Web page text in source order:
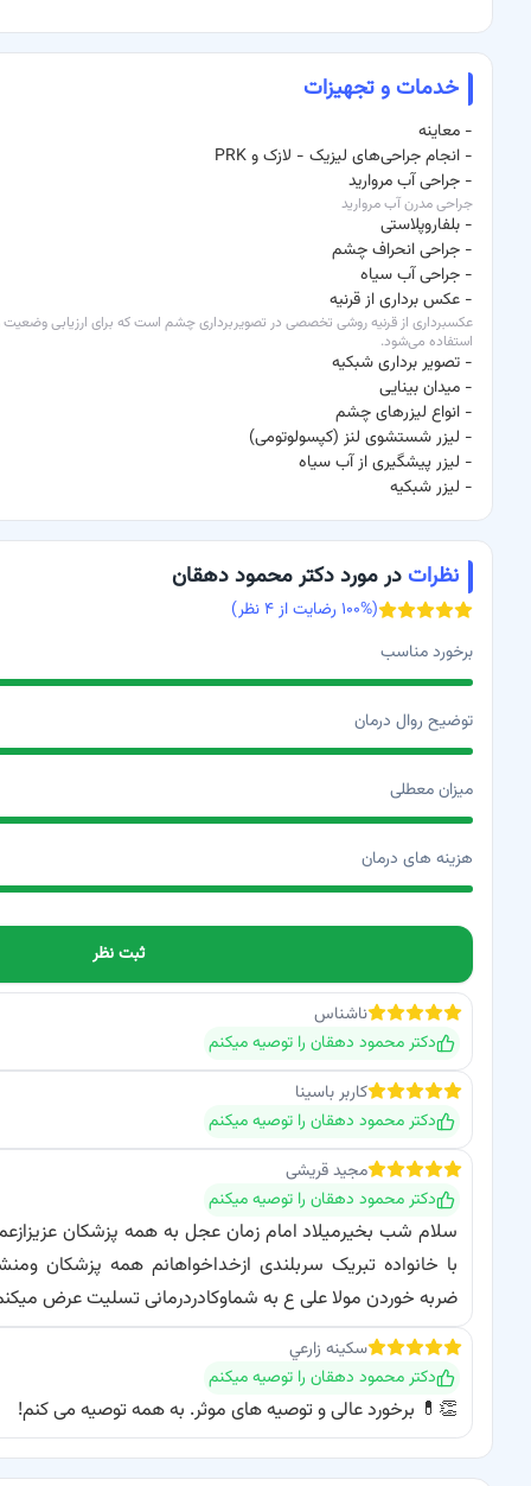
خدمات و تجهیزات
- معاینه
- انجام جراحی‌های لیزیک - لازک و PRK
- جراحی آب مروارید
جراحی مدرن آب مروارید
- بلفاروپلاستی
- جراحی انحراف چشم
- جراحی آب سیاه
- عکس برداری از قرنیه
عکسبرداری از قرنیه روشی تخصصی در تصویربرداری چشم است که برای ارزیابی
استفاده می‌شود.
- تصویر برداری شبکیه
- میدان بینایی
- انواع لیزرهای چشم
- لیزر شستشوی لنز (کپسولوتومی)
- لیزر پیشگیری از آب سیاه
- لیزر شبکیه
نظرات در مورد دکتر محمود دهقان
( ۱۰۰% رضایت از ۴نظر)
برخورد مناسب
توضیح روال درمان
میزان معطلی
هزینه های درمان
ثبت نظر
ناشناس
دکتر محمود دهقان را توصیه میکنم
کاربر باسینا
دکتر محمود دهقان را توصیه میکنم
مجیدقریشی
دکتر محمود دهقان را توصیه میکنم
سلام شب بخیرمیلاد امام زمان عجل به همه پزشکان
با خانواده تبریک سربلندی ازخداخواهانم همه پزشکان
ضربه خوردن مولا علی ع به شماوکادردرمانی تسلیت عرض
سكينه زارعي
دکتر محمود دهقان را توصیه میکنم
👏💊 برخورد عالی و توصیه های موثر. به همه توصیه می کنم!